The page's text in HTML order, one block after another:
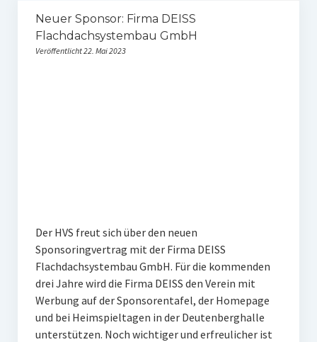
Neuer Sponsor: Firma DEISS
Flachdachsystembau GmbH
Veröffentlicht 22. Mai 2023
Der HVS freut sich über den neuen
Sponsoringvertrag mit der Firma DEISS
Flachdachsystembau GmbH. Für die kommenden
drei Jahre wird die Firma DEISS den Verein mit
Werbung auf der Sponsorentafel, der Homepage
und bei Heimspieltagen in der Deutenberghalle
unterstützen. Noch wichtiger und erfreulicher ist